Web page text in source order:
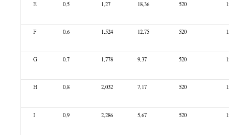
E 0,5 1,27 18,36 520
F 0,6 1,524 12,75 520
G 0,7 1,778 9,37 520
H 0,8 2,032 7,17 520
I 0,9 2,286 5,67 520